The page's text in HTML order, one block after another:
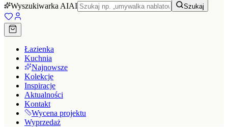
Wyszukiwarka AIAI Szukaj
Łazienka
Kuchnia
Najnowsze
Kolekcje
Inspiracje
Aktualności
Kontakt
Wycena projektu
Wyprzedaż